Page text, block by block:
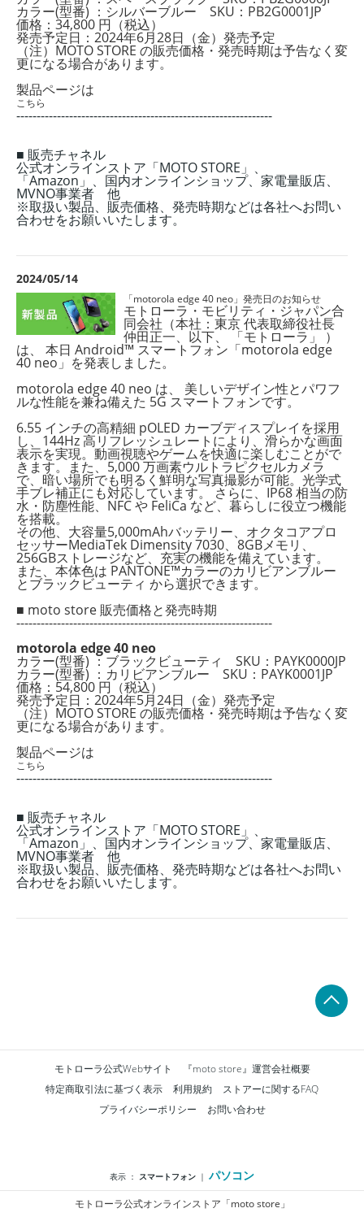
カラー(型番) ：シルバーブルー SKU：PB2G0001JP
価格：34,800 円（税込）
発売予定日：2024年6月28日 （金） 発売予定
（注）MOTO STORE の販売価格・発売時期は予告なく変
更になる場合があります。
製品ページは
こちら
---------------------------------------------------------------
■ 販売チャネル
公式オンラインストア「MOTO STORE」、
「Amazon」、国内オンラインショップ、家電量販店、
MVNO事業者 他
※取扱い製品、販売価格、発売時期などは各社へお問い
合わせをお願いいたします。
2024/05/14
「motorola edge 40 neo」発売日のお知らせ
モトローラ・モビリティ・ジャパン合
同会社（本社：東京 代表取締役社長
仲田正一、以下、 「モトローラ」 ）
は、 本日 Android™ スマートフォン「motorola edge
40 neo」を発表しました。
motorola edge 40 neo は、 美しいデザイン性とパワフ
ルな性能を兼ね備えた 5G スマートフォンです。
6.55 インチの高精細 pOLED カーブディスプレイを採用
し、144Hz 高リフレッシュレートにより、滑らかな画面
表示を実現。動画視聴やゲームを快適に楽しむことがで
きます。 また、5,000 万画素ウルトラピクセルカメラ
で、暗い場所でも明るく鮮明な写真撮影が可能。光学式
手ブレ補正にも対応しています。 さらに、IP68 相当の防
水・防塵性能、NFC や FeliCa など、暮らしに役立つ機能
を搭載。
その他、大容量5,000mAhバッテリー、オクタコアプロ
セッサーMediaTek Dimensity 7030、8GBメモリ、
256GBストレージなど、充実の機能を備えています。
また、本体色は PANTONE™カラーのカリビアンブルー
とブラックビューティ から選択できます。
■ moto store 販売価格と発売時期
---------------------------------------------------------------
motorola edge 40 neo
カラー(型番) ：ブラックビューティ SKU：PAYK0000JP
カラー(型番) ：カリビアンブルー SKU：PAYK0001JP
価格：54,800 円（税込）
発売予定日：2024年5月24日 （金） 発売予定
（注）MOTO STORE の販売価格・発売時期は予告なく変
更になる場合があります。
製品ページは
こちら
---------------------------------------------------------------
■ 販売チャネル
公式オンラインストア「MOTO STORE」、
「Amazon」、国内オンラインショップ、家電量販店、
MVNO事業者 他
※取扱い製品、販売価格、発売時期などは各社へお問い
合わせをお願いいたします。
モトローラ公式Webサイト
『moto store』運営会社概要
特定商取引法に基づく表示
利用規約
ストアーに関するFAQ
プライバシーポリシー
お問い合わせ
表示 ： スマートフォン ｜ パソコン
モトローラ公式オンラインストア「moto store」